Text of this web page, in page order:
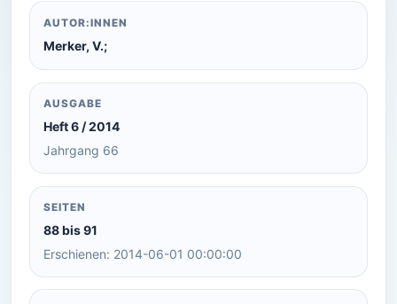
AUTOR:INNEN
Merker, V.;
AUSGABE
Heft 6 / 2014
Jahrgang 66
SEITEN
88 bis 91
Erschienen: 2014-06-01 00:00:00